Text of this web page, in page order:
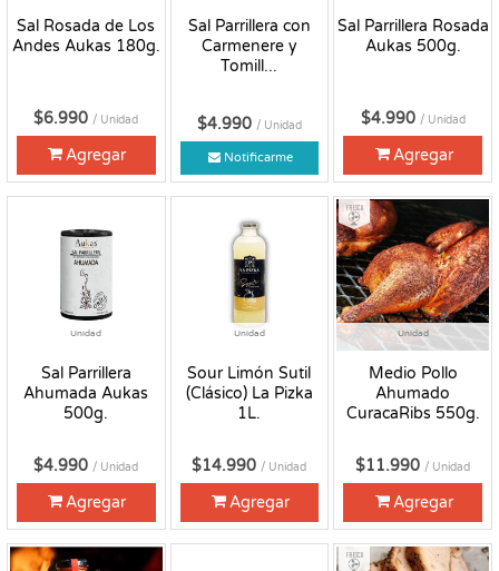
Sal Rosada de Los
Andes Aukas 180g.
$6.990 / Unidad
Agregar
Sal Parrillera con
Carmenere y
Tomill...
$4.990 / Unidad
Notificarme
Sal Parrillera Rosada
Aukas 500g.
$4.990 / Unidad
Agregar
Unidad
Sal Parrillera
Ahumada Aukas
500g.
$4.990 / Unidad
Agregar
Unidad
Sour Limón Sutil
(Clásico) La Pizka
1L.
$14.990 / Unidad
Agregar
Unidad
Medio Pollo
Ahumado
CuracaRibs 550g.
Fresco
$11.990 / Unidad
Agregar
Fresco